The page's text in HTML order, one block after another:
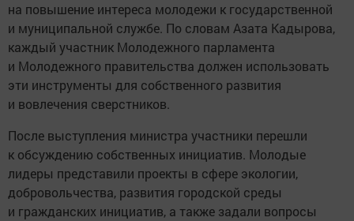
на повышение интереса молодежи к государственной
и муниципальной службе. По словам Азата Кадырова,
каждый участник Молодежного парламента
и Молодежного правительства должен использовать
эти инструменты для собственного развития
и вовлечения сверстников.
После выступления министра участники перешли
к обсуждению собственных инициатив. Молодые
лидеры представили проекты в сфере экологии,
добровольчества, развития городской среды
и гражданских инициатив, а также задали вопросы